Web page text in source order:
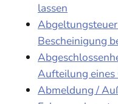
lassen
Bescheinigung
Aufteilung eines
Abmeldung /